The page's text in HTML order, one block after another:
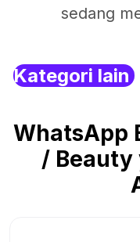
sedang
Kategori lain
WhatsApp
/ Beauty